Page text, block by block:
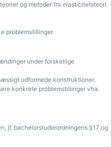
og metoder fra elasticitetsteori
problemstillinger.
under forskellige
udformede konstruktioner.
konkrete problemstillinger vha.
jf. bachelorstudieordningens §17 og